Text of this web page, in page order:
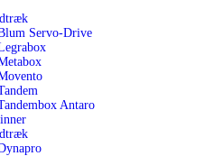
Servo-Drive
Antaro